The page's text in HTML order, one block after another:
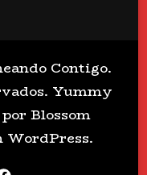
Contigo.
Yummy
Blossom
WordPress.